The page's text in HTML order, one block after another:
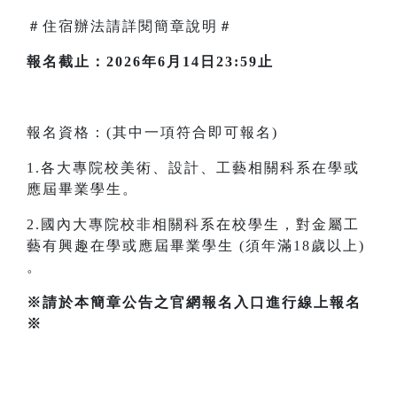
＃住宿辦法請詳閱簡章說明＃
報名截止：2026年6月14日23:59止
報名資格：(其中一項符合即可報名)
1.各大專院校美術、設計、工藝相關科系在學或
應屆畢業學生。
2.國內大專院校非相關科系在校學生，對金屬工
藝有興趣在學或應屆畢業學生 (須年滿18歲以上)
。
※請於本簡章公告之官網報名入口進行線上報名
※